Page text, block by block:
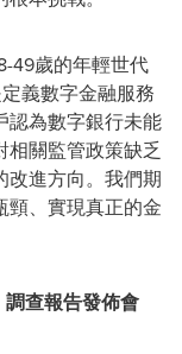
49歲的年輕世代
義數字金融服務
認為數字銀行未能
相關監管政策缺乏
改進方向。我們期
頸、實現真正的金
調查報告發佈會